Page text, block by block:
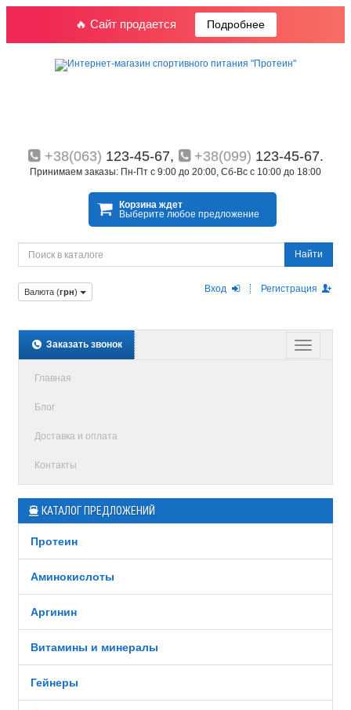
🔥 Сайт продается Подробнее
+38(063) 123-45-67, +38(099) 123-45-67.
Принимаем заказы: Пн-Пт с 9:00 до 20:00, Сб-Вс с 10:00 до 18:00
Корзина ждет
Выберите любое предложение
Найти
Вход Регистрация
Валюта (грн)
Заказать звонок
Главная
Блог
Доставка и оплата
Контакты
КАТАЛОГ ПРЕДЛОЖЕНИЙ
Протеин
Аминокислоты
Аргинин
Витамины и минералы
Гейнеры